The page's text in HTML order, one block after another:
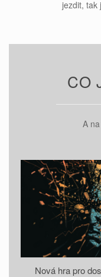
jezdit, tak
CO
A
Nová hra pro